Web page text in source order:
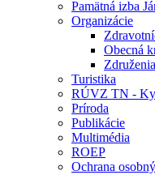
Pamätná izba
Organizácie
Obecná
Turistika
RÚVZ TN -
Príroda
Publikácie
Multimédia
ROEP
Ochrana